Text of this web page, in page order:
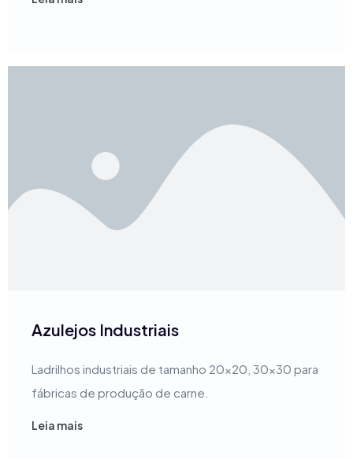
Azulejos Industriais
Ladrilhos industriais de tamanho 20x20, 30x30 para
fábricas de produção de carne.
Leia mais